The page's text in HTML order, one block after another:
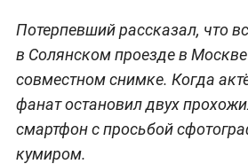
Потерпевший рассказал, что
в Солянском проезде в
совместном снимке. Когда
фанат остановил двух
смартфон с просьбой
кумиром.